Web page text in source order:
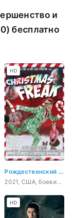
и
бесплатно
Рождественский чудак
2021, США, боевик, комедия
HD
HD